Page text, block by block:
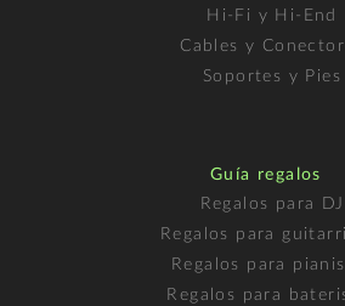
Hi-Fi y Hi-End
Cables y
Soportes y Pies
Guía regalos
Regalos para DJ
Regalos para
Regalos para
Regalos para